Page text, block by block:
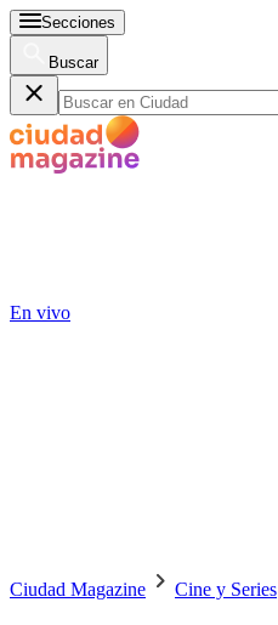
Secciones
Buscar
En vivo
Ciudad Magazine Cine y Series